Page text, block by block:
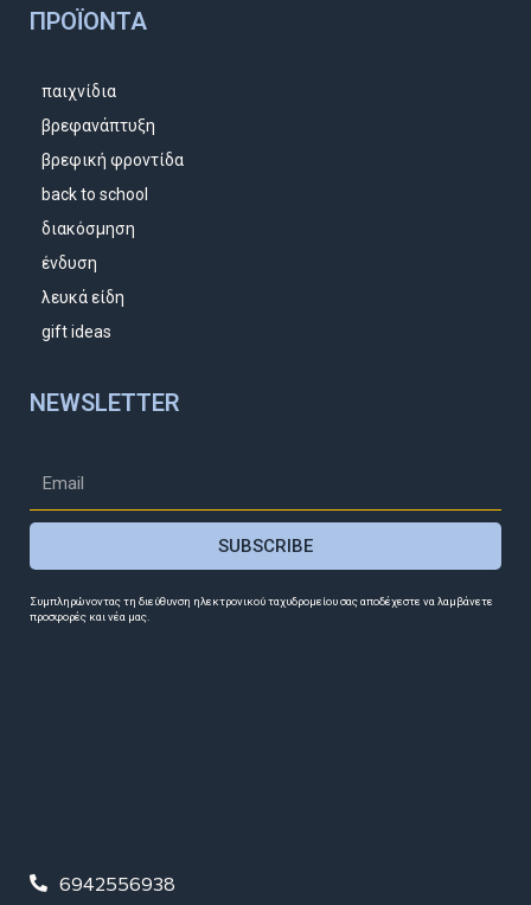
ΠΡΟΪΌΝΤΑ
παιχνίδια
βρεφανάπτυξη
βρεφική φροντίδα
back to school
διακόσμηση
ένδυση
λευκά είδη
gift ideas
NEWSLETTER
SUBSCRIBE
Συμπληρώνοντας τη διεύθυνση ηλεκτρονικού ταχυδρομείου σας αποδέχεστε να λαμβάνετε
προσφορές και νέα μας.
6942556938